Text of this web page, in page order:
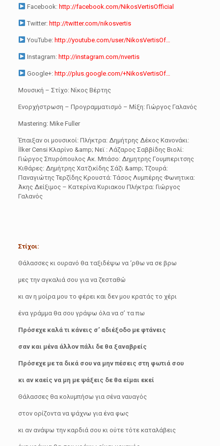
Facebook: http://facebook.com/NikosVertisOfficial
Twitter: http://twitter.com/nikosvertis
YouTube: http://youtube.com/user/NikosVertisOf…
Instagram: http://instagram.com/nvertis
Google+: http://plus.google.com/+NikosVertisOf…
Μουσική – Στίχο: Νίκος Βέρτης
Ενορχήστρωση – Προγραμματισμό – Μίξη: Γιώργος Γαλανός
Mastering: Mike Fuller
Έπαιξαν οι μουσικοί: Πλήκτρα: Δημήτρης Δέκος Κανονάκι:
İlker Censi Κλαρίνο &amp; Νεϊ : Λάζαρος Σαββίδης Βιολί:
Γιώργος Σπυρόπουλος Ακ. Μπάσο: Δημητρης Γουμπεριτσης
Κιθάρες: Δημήτρης Χατζικίδης Σάζι &amp; Τζουρά:
Παναγιώτης Τερζίδης Κρουστά: Τάσος Λυμπέρης Φωνητικα:
Άκης Δείξιμος – Κατερίνα Κυριακου Πλήκτρα: Γιώργος
Γαλανός
Στίχοι:
Θάλασσες κι ουρανό θα ταξιδέψω να ‘ρθω να σε βρω
μες την αγκαλιά σου για να ζεσταθώ
κι αν η μοίρα μου το φέρει και δεν μου κρατάς το χέρι
ένα γράμμα θα σου γράψω όλα να σ’ τα πω
Πρόσεχε καλά τι κάνεις σ’ αδιέξοδο με φτάνεις
σαν και μένα άλλον πάλι δε θα ξαναβρείς
Πρόσεχε με τα δικά σου να μην πέσεις στη φωτιά σου
κι αν καείς να μη με ψάξεις δε θα είμαι εκεί
Θάλασσες θα κολυμπήσω για σένα ναυαγός
στον ορίζοντα να ψάχνω για ένα φως
κι αν ανάψω την καρδιά σου κι ούτε τότε καταλάβεις